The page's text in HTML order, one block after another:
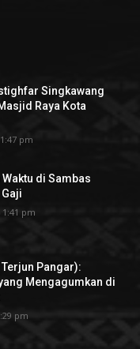
Singkawang
Raya Kota
pm
di Sambas
1:41 pm
Pangar):
Mengagumkan di
pm